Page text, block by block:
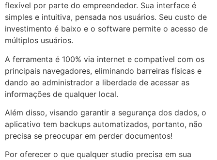
flexível por parte do empreendedor. Sua interface é
simples e intuitiva, pensada nos usuários. Seu custo de
investimento é baixo e o software permite o acesso de
múltiplos usuários.
A ferramenta é 100% via internet e compatível com os
principais navegadores, eliminando barreiras físicas e
dando ao administrador a liberdade de acessar as
informações de qualquer local.
Além disso, visando garantir a segurança dos dados, o
aplicativo tem backups automatizados, portanto, não
precisa se preocupar em perder documentos!
Por oferecer o que qualquer studio precisa em sua